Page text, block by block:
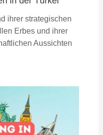
ihrer strategischen
Erbes und ihrer
Aussichten